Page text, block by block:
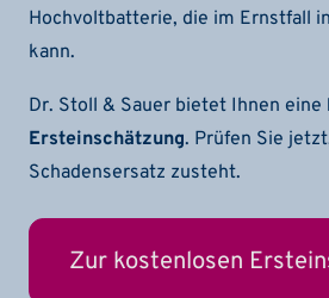
Hochvoltbatterie, die im Ernstfall
kann.
Dr. Stoll & Sauer bietet Ihnen eine
Ersteinschätzung. Prüfen Sie
Schadensersatz zusteht.
Zur kostenlosen